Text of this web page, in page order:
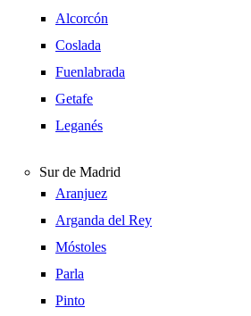
Alcorcón
Coslada
Fuenlabrada
Getafe
Leganés
Sur de Madrid
Aranjuez
Arganda del Rey
Móstoles
Parla
Pinto